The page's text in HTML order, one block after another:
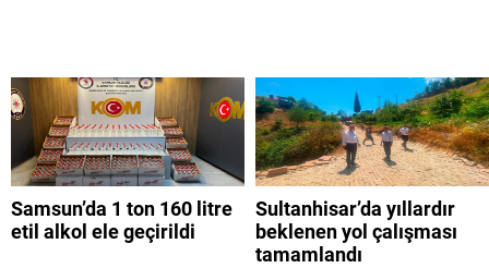
Samsun’da 1 ton 160 litre
etil alkol ele geçirildi
Sultanhisar’da yıllardır
beklenen yol çalışması
tamamlandı